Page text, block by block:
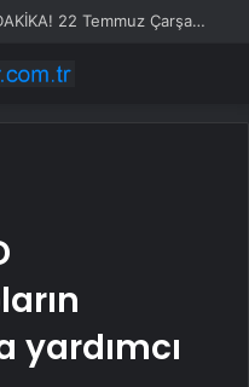
İstanbul’da trafik var mı? SON DAKİKA! 22 Temmuz Çarşamba hangi ilçelerde trafik var, hangi yollar kapalı?
yardımcı